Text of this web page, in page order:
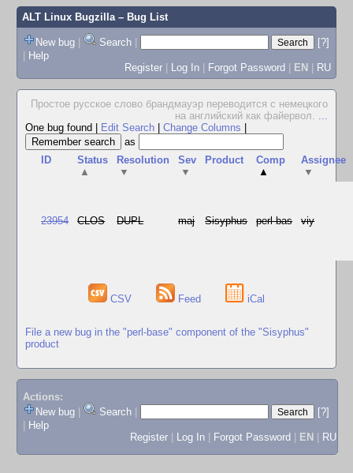
ALT Linux Bugzilla– Bug List
New bug | Search |
[?]
| Help
Register | Log In | Forgot Password | EN | RU
Простое русское слово брандмауэр переводится с немецкого
на английский как файервол. ...
One bug found
Edit Search Change Columns
as
ID
Status
▲
Resolution
▼
Sev
▼
Product
Comp
▲
Assignee
▼
23954 CLOS DUPL maj Sisyphus perl-bas viy
CSV Feed iCal
File a new bug in the "perl-base" component of the "Sisyphus"
product
Actions:
New bug
Search
[?]
Help
Register
Log In Forgot Password EN RU